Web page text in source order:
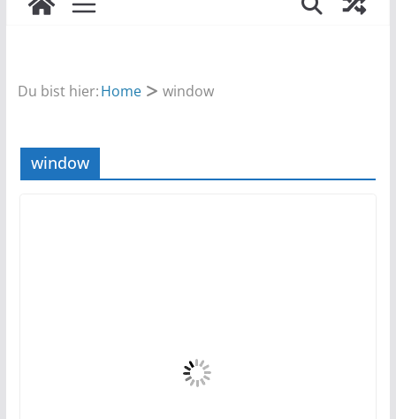
Du bist hier:Home window
window